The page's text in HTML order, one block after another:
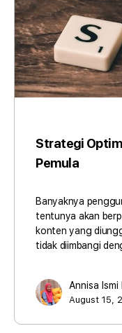
Strategi
Pemula
Banyaknya
tentunya akan
konten yang
tidak diimbangi
Annisa Ismi
August 15,